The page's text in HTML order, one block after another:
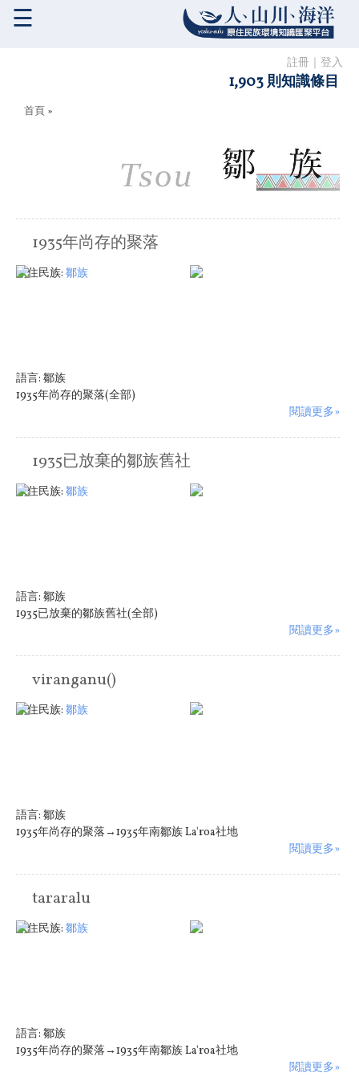
註冊 登入
1,903 則知識條目
☰
您在這裡
首頁 »
1935年尚存的聚落
原住民族: 鄒族
語言: 鄒族
1935年尚存的聚落(全部)
閱讀更多»
1935已放棄的鄒族舊社
原住民族: 鄒族
語言: 鄒族
1935已放棄的鄒族舊社(全部)
閱讀更多»
viranganu()
原住民族: 鄒族
語言: 鄒族
1935年尚存的聚落→1935年南鄒族 La'roa社地
閱讀更多»
tararalu
原住民族: 鄒族
語言: 鄒族
1935年尚存的聚落→1935年南鄒族 La'roa社地
閱讀更多»